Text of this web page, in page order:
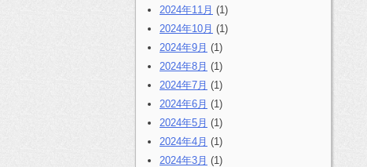
2024年11月 (1)
2024年10月 (1)
2024年9月 (1)
2024年8月 (1)
2024年7月 (1)
2024年6月 (1)
2024年5月 (1)
2024年4月 (1)
2024年3月 (1)